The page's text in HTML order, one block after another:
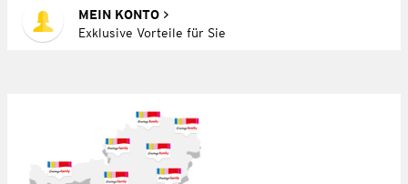
MEIN KONTO
Exklusive Vorteile für Sie